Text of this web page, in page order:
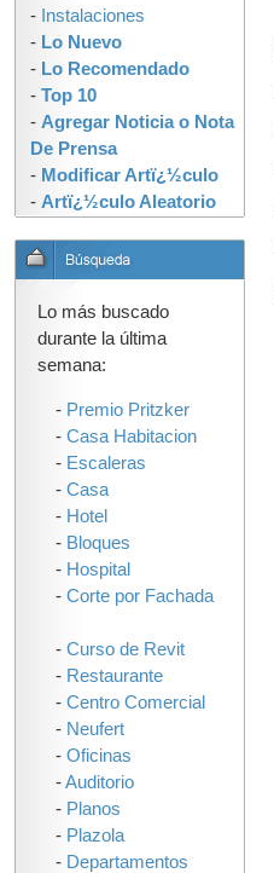
- Instalaciones
- Lo Nuevo
- Lo Recomendado
- Top 10
- Agregar Noticia o Nota
De Prensa
- Modificar Artï¿½culo
- Artï¿½culo Aleatorio
Lo más buscado
durante la última
semana:
- Premio Pritzker
- Casa Habitacion
- Escaleras
- Casa
- Hotel
- Bloques
- Hospital
- Corte por Fachada
- Curso de Revit
- Restaurante
- Centro Comercial
- Neufert
- Oficinas
-Auditorio
- Planos
- Plazola
- Departamentos